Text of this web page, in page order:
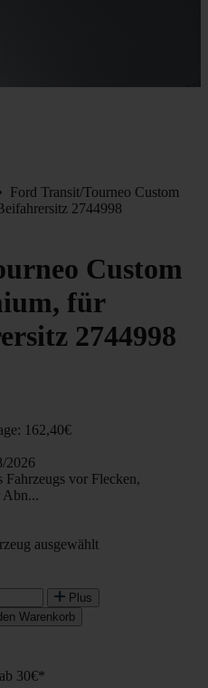
Ford Transit/Tourneo Custom
2744998
Custom
für
2744998
162,40€
2026
Fahrzeugs vor Flecken,
Abn...
ausgewählt
Plus
Warenkorb
30€*